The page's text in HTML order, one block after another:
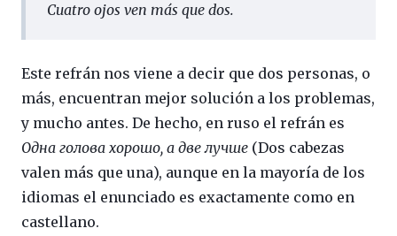
Cuatro ojos ven más que dos.
Este refrán nos viene a decir que dos personas, o
más, encuentran mejor solución a los problemas,
y mucho antes. De hecho, en ruso el refrán es
Одна голова хорошо, а две лучше (Dos cabezas
valen más que una), aunque en la mayoría de los
idiomas el enunciado es exactamente como en
castellano.